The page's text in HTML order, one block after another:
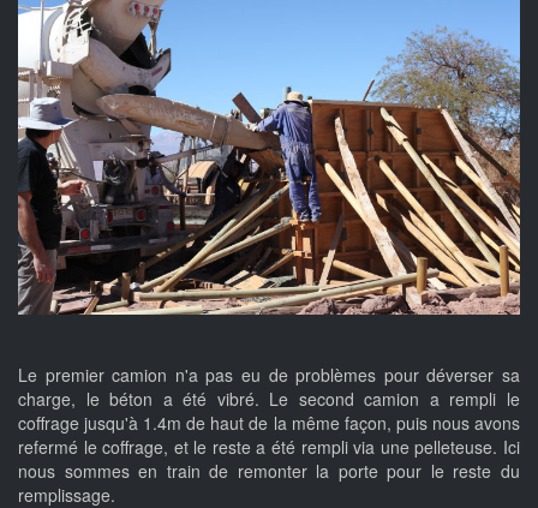
Le premier camion n'a pas eu de problèmes pour déverser sa
charge, le béton a été vibré. Le second camion a rempli le
coffrage jusqu'à 1.4m de haut de la même façon, puis nous avons
refermé le coffrage, et le reste a été rempli via une pelleteuse. Ici
nous sommes en train de remonter la porte pour le reste du
remplissage.